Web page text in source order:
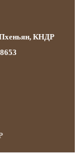
Пхеньян, КНДР